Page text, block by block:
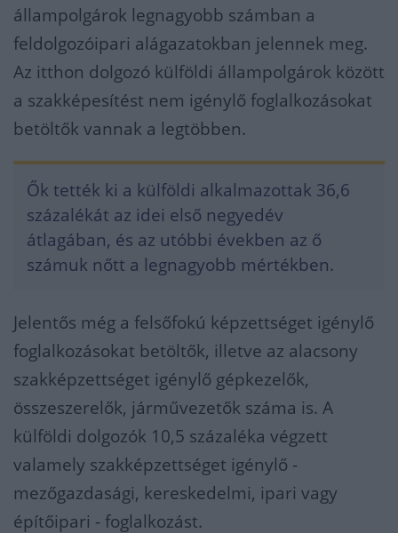
állampolgárok legnagyobb számban a
feldolgozóipari alágazatokban jelennek meg.
Az itthon dolgozó külföldi állampolgárok között
a szakképesítést nem igénylő foglalkozásokat
betöltők vannak a legtöbben.
Ők tették ki a külföldi alkalmazottak 36,6
százalékát az idei első negyedév
átlagában, és az utóbbi években az ő
számuk nőtt a legnagyobb mértékben.
Jelentős még a felsőfokú képzettséget igénylő
foglalkozásokat betöltők, illetve az alacsony
szakképzettséget igénylő gépkezelők,
összeszerelők, járművezetők száma is. A
külföldi dolgozók 10,5 százaléka végzett
valamely szakképzettséget igénylő -
mezőgazdasági, kereskedelmi, ipari vagy
építőipari - foglalkozást.